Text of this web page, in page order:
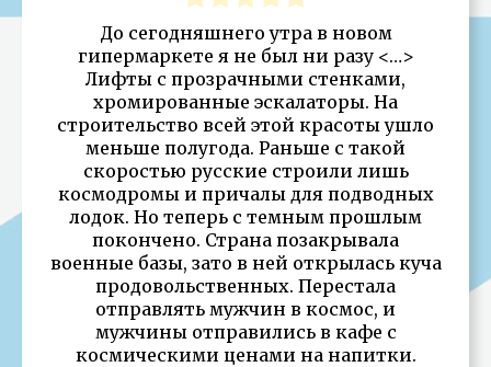
До сегодняшнего утра в новом
гипермаркете я не был ни разу <…>
Лифты с прозрачными стенками,
хромированные эскалаторы. На
строительство всей этой красоты ушло
меньше полугода. Раньше с такой
скоростью русские строили лишь
космодромы и причалы для подводных
лодок. Но теперь с темным прошлым
покончено. Страна позакрывала
военные базы, зато в ней открылась куча
продовольственных. Перестала
отправлять мужчин в космос, и
мужчины отправились в кафе с
космическими ценами на напитки.